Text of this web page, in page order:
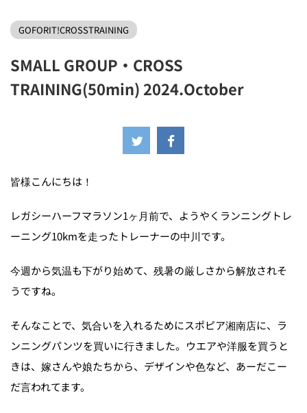
GOFORIT!CROSSTRAINING
SMALL GROUP・CROSS
TRAINING(50min) 2024.October
皆様こんにちは！
レガシーハーフマラソン1ヶ月前で、ようやくランニングトレ
ーニング10kmを走ったトレーナーの中川です。
今週から気温も下がり始めて、残暑の厳しさから解放されそ
うですね。
そんなことで、気合いを入れるためにスポピア湘南店に、ラ
ンニングパンツを買いに行きました。ウエアや洋服を買うと
きは、嫁さんや娘たちから、デザインや色など、あーだこー
だ言われてます。